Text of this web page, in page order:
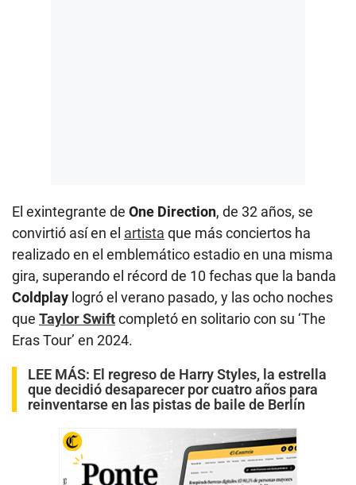
El exintegrante de One Direction, de 32 años, se
convirtió así en el artista que más conciertos ha
realizado en el emblemático estadio en una misma
gira, superando el récord de 10 fechas que la banda
Coldplay logró el verano pasado, y las ocho noches
que Taylor Swiftcompletó en solitario con su ‘The
Eras Tour’ en 2024.
LEE MÁS: El regreso de Harry Styles, la estrella
que decidió desaparecer por cuatro años para
reinventarse en las pistas de baile de Berlín